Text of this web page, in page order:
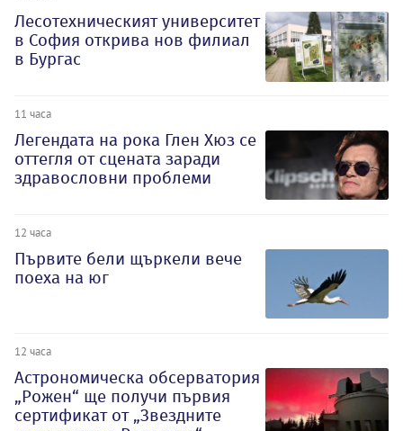
Лесотехническият университет
в София открива нов филиал
в Бургас
11 часа
Легендата на рока Глен Хюз се
оттегля от сцената заради
здравословни проблеми
12 часа
Първите бели щъркели вече
поеха на юг
12 часа
Астрономическа обсерватория
„Рожен“ ще получи първия
сертификат от „Звездните